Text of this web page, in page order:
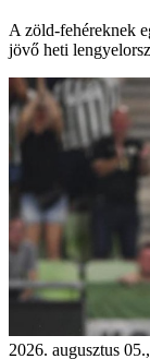
A zöld-fehéreknek
jövő heti
2026. augusztus